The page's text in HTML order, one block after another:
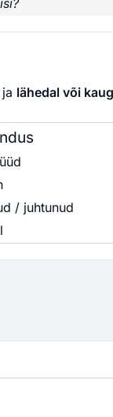
ja lähedal või
/ juhtunud